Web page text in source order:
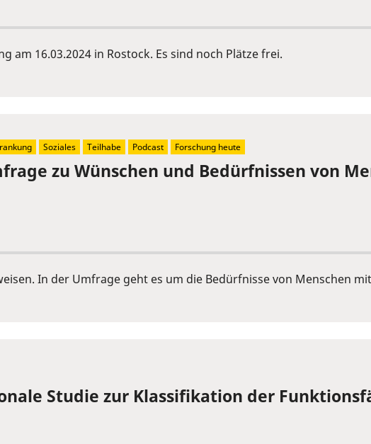
16.03.2024 in Rostock. Es sind noch Plätze frei.
zu Wünschen und Bedürfnissen von
In der Umfrage geht es um die Bedürfnisse von Menschen
Soziales Teilhabe Podcast Forschung heute
Studie zur Klassifikation der